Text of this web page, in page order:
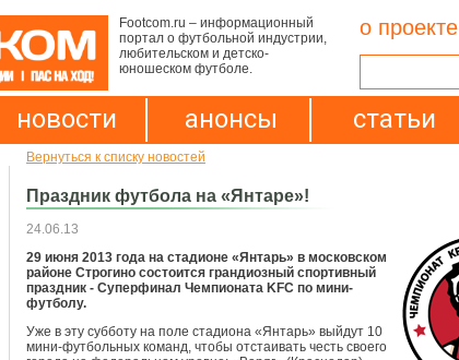
Footcom.ru – информационный
портал о футбольной индустрии,
любительском и детско-
юношеском футболе.
о проекте
новости анонсы статьи
Вернуться к списку новостей
Праздник футбола на «Янтаре»!
24.06.13
29 июня 2013 года на стадионе «Янтарь» в московском
районе Строгино состоится грандиозный спортивный
праздник - Суперфинал Чемпионата KFC по мини-
футболу.
Уже в эту субботу на поле стадиона «Янтарь» выйдут 10
мини-футбольных команд, чтобы отстаивать честь своего